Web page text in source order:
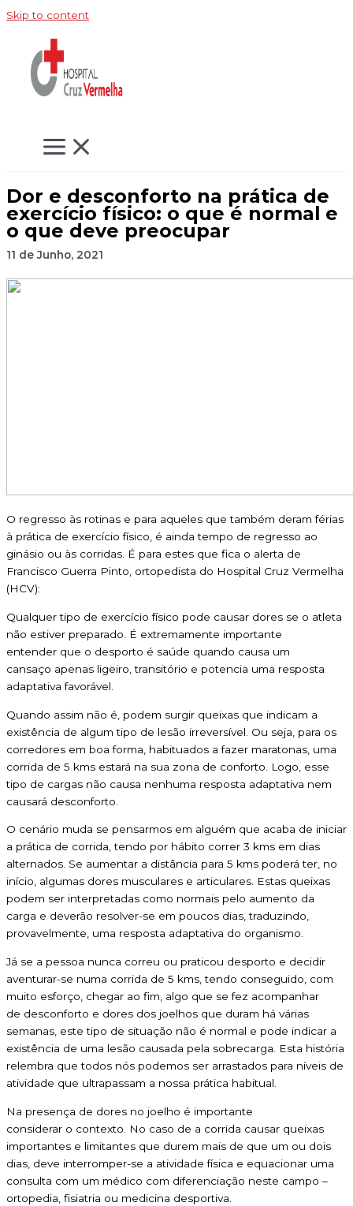
Skip to content
Dor e desconforto na prática de
exercício físico: o que é normal e
o que deve preocupar
11 de Junho, 2021
O regresso às rotinas e para aqueles que também deram férias
à prática de exercício físico, é ainda tempo de regresso ao
ginásio ou às corridas. É para estes que fica o alerta de
Francisco Guerra Pinto, ortopedista do Hospital Cruz Vermelha
(HCV):
Qualquer tipo de exercício físico pode causar dores se o atleta
não estiver preparado. É extremamente importante
entender que o desporto é saúde quando causa um
cansaço apenas ligeiro, transitório e potencia uma resposta
adaptativa favorável.
Quando assim não é, podem surgir queixas que indicam a
existência de algum tipo de lesão irreversível. Ou seja, para os
corredores em boa forma, habituados a fazer maratonas, uma
corrida de 5 kms estará na sua zona de conforto. Logo, esse
tipo de cargas não causa nenhuma resposta adaptativa nem
causará desconforto.
O cenário muda se pensarmos em alguém que acaba de iniciar
a prática de corrida, tendo por hábito correr 3 kms em dias
alternados. Se aumentar a distância para 5 kms poderá ter, no
início, algumas dores musculares e articulares. Estas queixas
podem ser interpretadas como normais pelo aumento da
carga e deverão resolver-se em poucos dias, traduzindo,
provavelmente, uma resposta adaptativa do organismo.
Já se a pessoa nunca correu ou praticou desporto e decidir
aventurar-se numa corrida de 5 kms, tendo conseguido, com
muito esforço, chegar ao fim, algo que se fez acompanhar
de desconforto e dores dos joelhos que duram há várias
semanas, este tipo de situação não é normal e pode indicar a
existência de uma lesão causada pela sobrecarga. Esta história
relembra que todos nós podemos ser arrastados para níveis de
atividade que ultrapassam a nossa prática habitual.
Na presença de dores no joelho é importante
considerar o contexto. No caso de a corrida causar queixas
importantes e limitantes que durem mais de que um ou dois
dias, deve interromper-se a atividade física e equacionar uma
consulta com um médico com diferenciação neste campo –
ortopedia, fisiatria ou medicina desportiva.